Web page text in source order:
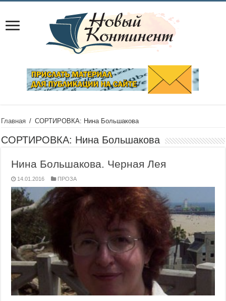
Главная / СОРТИРОВКА: Нина Большакова
СОРТИРОВКА: Нина Большакова
Нина Большакова. Черная Лея
14.01.2016 ПРОЗА